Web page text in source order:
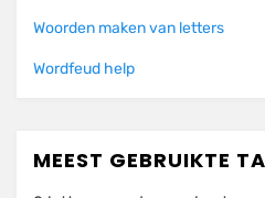
Woorden maken van letters
Wordfeud help
MEEST GEBRUIKTE